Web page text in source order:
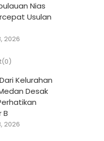
Nias
Usulan
2026
Kelurahan
Desak
B
2026